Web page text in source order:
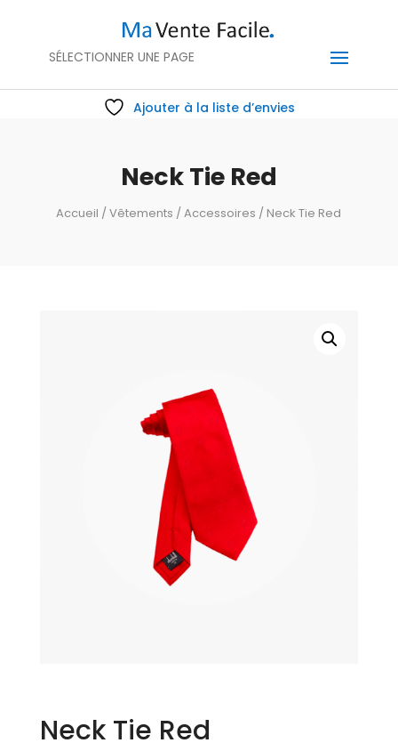
SÉLECTIONNER UNE PAGE
Ajouter à la liste d’envies
Neck Tie Red
Accueil /Vêtements /Accessoires / Neck Tie Red
Neck Tie Red